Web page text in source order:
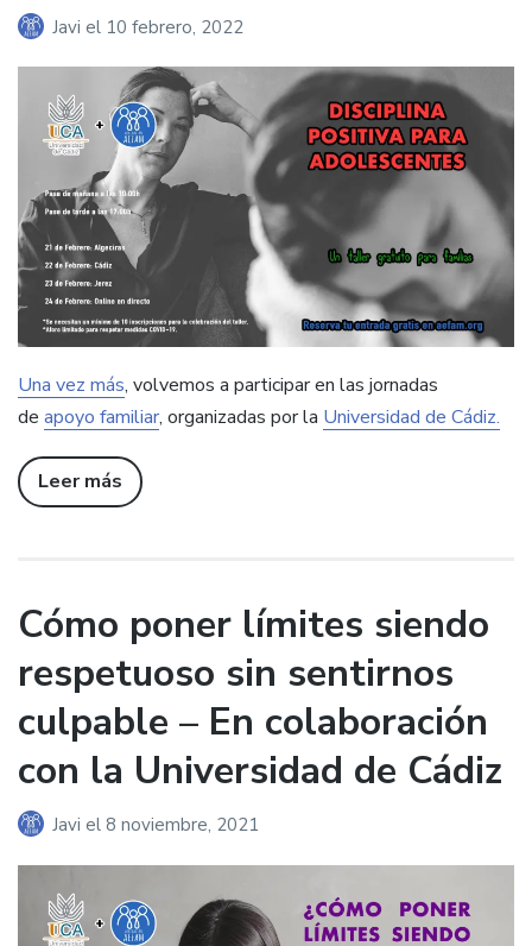
Javi el 10 febrero, 2022
Una vez más, volvemos a participar en las jornadas
de apoyo familiar, organizadas por la Universidad de Cádiz.
Leer más
Cómo poner límites siendo
respetuoso sin sentirnos
culpable – En colaboración
con la Universidad de Cádiz
Javi el 8 noviembre, 2021